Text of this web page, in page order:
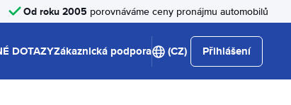
Od roku 2005 porovnáváme ceny pronájmu automobilů
DOTAZYZákaznická podpora (CZ) Přihlášení